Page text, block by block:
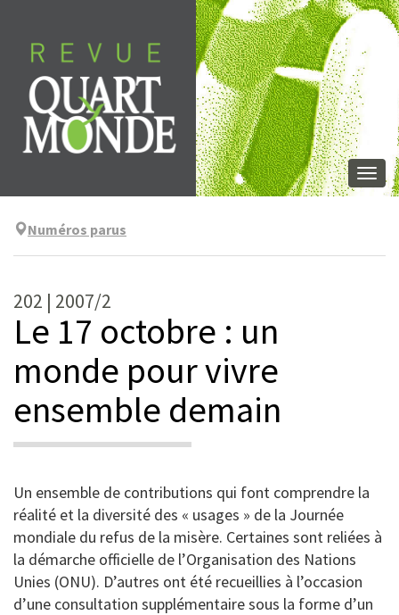
contenu
Numéros parus
202 | 2007/2
Le 17 octobre : un
monde pour vivre
ensemble demain
Un ensemble de contributions qui font comprendre la
réalité et la diversité des « usages » de la Journée
mondiale du refus de la misère. Certaines sont reliées à
la démarche officielle de l’Organisation des Nations
Unies (ONU). D’autres ont été recueillies à l’occasion
d’une consultation supplémentaire sous la forme d’un